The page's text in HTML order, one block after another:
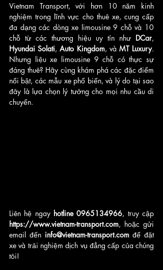
Vietnam Transport, với hơn 10 năm kinh
nghiệm trong lĩnh vực cho thuê xe, cung cấp
đa dạng các dòng xe limousine 9 chỗ và 10
chỗ từ các thương hiệu uy tín như DCar
Hyundai Solati, Auto Kingdom, và MT Luxury.
Nhưng liệu xe limousine 9 chỗ có thực sự
đáng thuê? Hãy cùng khám phá các đặc điểm
nổi bật, các mẫu xe phổ biến, và lý do tại sao
đây là lựa chọn lý tưởng cho mọi nhu cầu di
chuyển.
Liên hệ ngay hotline 0965134966
https://www.vietnam-transport.com, hoặc gửi
email đến info@vietnam-transport.com để đặt
xe và trải nghiệm dịch vụ đẳng cấp của chúng
tôi!